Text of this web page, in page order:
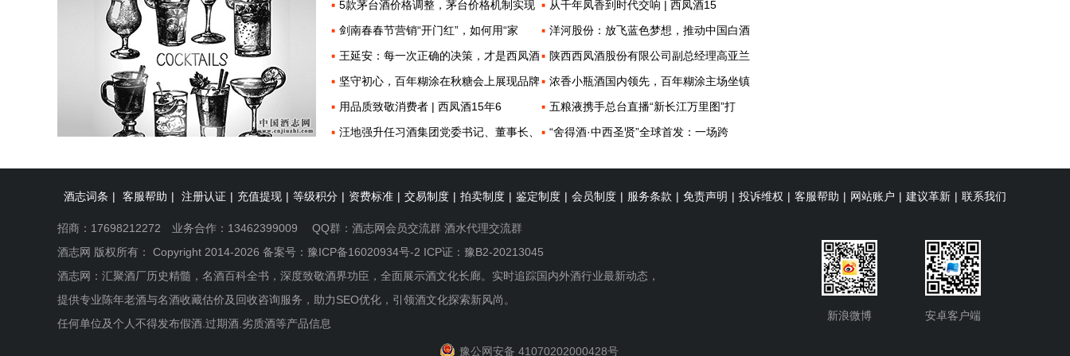
5款茅台酒价格调整，茅台价格机制实现
从千年凤香到时代交响 | 西凤酒15
剑南春春节营销“开门红”，如何用“家
洋河股份：放飞蓝色梦想，推动中国白酒
王延安：每一次正确的决策，才是西凤酒
陕西西凤酒股份有限公司副总经理高亚兰
坚守初心，百年糊涂在秋糖会上展现品牌
浓香小瓶酒国内领先，百年糊涂主场坐镇
用品质致敬消费者 | 西凤酒15年6
五粮液携手总台直播“新长江万里图”打
汪地强升任习酒集团党委书记、董事长、
“舍得酒·中西圣贤”全球首发：一场跨
酒志词条 | 客服帮助 | 注册认证 | 充值提现 | 等级积分 | 资费标准 | 交易制度 | 拍卖制度 | 鉴定制度 | 会员制度 | 服务条款 | 免责声明 | 投诉维权 | 客服帮助 | 网站账户 | 建议革新 | 联系我们
招商：17698212272 业务合作：13462399009 QQ群： 酒志网会员交流群 酒水代理交流群
酒志网 版权所有： Copyright 2014-2026 备案号： 豫ICP备16020934号-2 ICP证：豫B2-20213045
酒志网：汇聚酒厂历史精髓，名酒百科全书，深度致敬酒界功臣，全面展示酒文化长廊。实时追踪国内外酒行业最新动态，
提供专业陈年老酒与名酒收藏估价及回收咨询服务，助力SEO优化，引领酒文化探索新风尚。
任何单位及个人不得发布假酒.过期酒.劣质酒等产品信息
新浪微博 安卓客户端
豫公网安备 41070202000428号